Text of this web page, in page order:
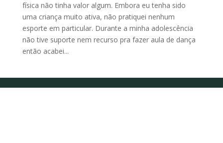
física não tinha valor algum. Embora eu tenha sido
uma criança muito ativa, não pratiquei nenhum
esporte em particular. Durante a minha adolescência
não tive suporte nem recurso pra fazer aula de dança
então acabei...